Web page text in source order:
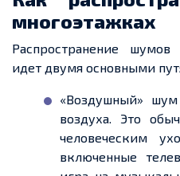
многоэтажках
Распространение
идет двумя основными
«Воздушный» шум
воздуха. Это
человеческим
включенные